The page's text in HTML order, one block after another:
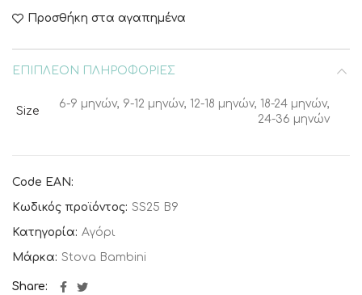
Προσθήκη στα αγαπημένα
ΕΠΙΠΛΈΟΝ ΠΛΗΡΟΦΟΡΊΕΣ
Size
6-9 μηνών, 9-12 μηνών, 12-18 μηνών, 18-24 μηνών,
24-36 μηνών
Code EAN:
Κωδικός προϊόντος: SS25 B9
Κατηγορία: Αγόρι
Μάρκα: Stova Bambini
Share